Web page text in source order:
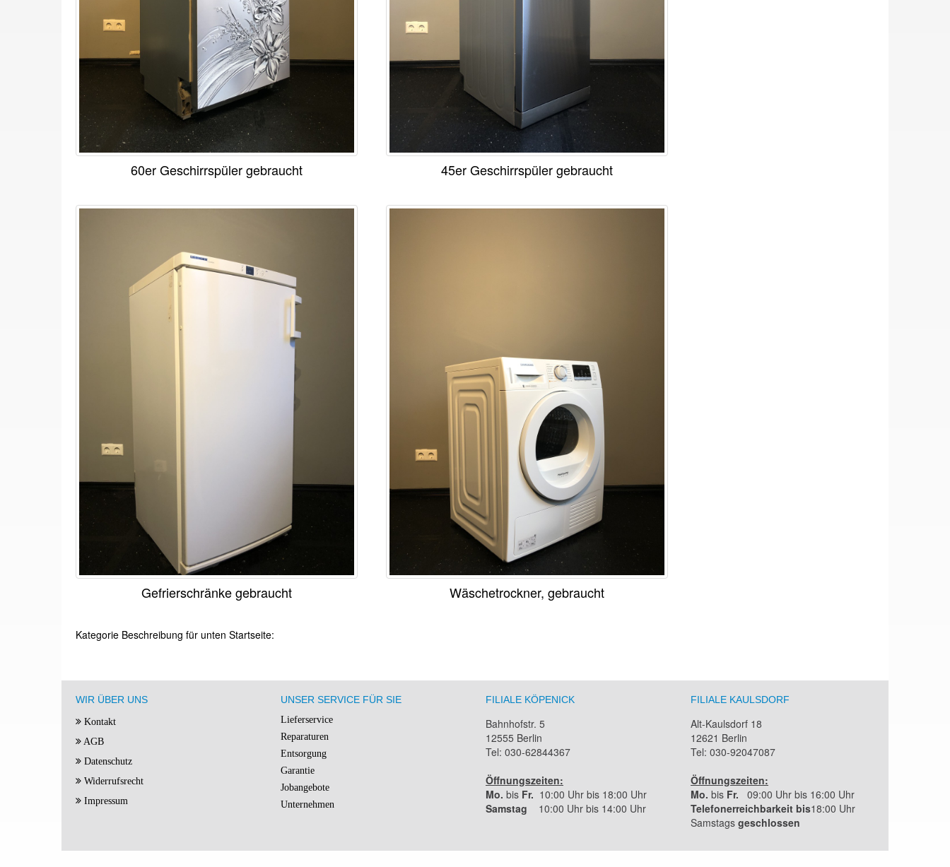
60er Geschirrspüler gebraucht 45er Geschirrspüler gebraucht
Gefrierschränke gebraucht Wäschetrockner, gebraucht
Kategorie Beschreibung für unten Startseite:
WIR ÜBER UNS
Kontakt
AGB
Datenschutz
Widerrufsrecht
Impressum
UNSER SERVICE FÜR SIE
Lieferservice
Reparaturen
Entsorgung
Garantie
Jobangebote
Unternehmen
FILIALE KÖPENICK
Bahnhofstr. 5
12555 Berlin
Tel: 030-62844367
Öffnungszeiten:
Mo. bis Fr. 10:00 Uhr bis 18:00 Uhr
Samstag 10:00 Uhr bis 14:00 Uhr
FILIALE KAULSDORF
Alt-Kaulsdorf 18
12621 Berlin
Tel: 030-92047087
Öffnungszeiten:
Mo. bis Fr.
09:00 Uhr bis 16:00 Uhr
Telefonerreichbarkeit bis18:00 Uhr
Samstags geschlossen